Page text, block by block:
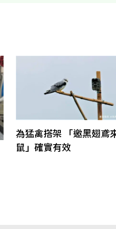
為猛禽搭架 「邀黑翅鳶
鼠」確實有效